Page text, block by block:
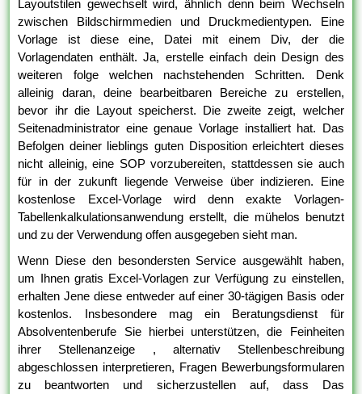
Layoutstilen gewechselt wird, ähnlich denn beim Wechseln
zwischen Bildschirmmedien und Druckmedientypen. Eine
Vorlage ist diese eine, Datei mit einem Div, der die
Vorlagendaten enthält. Ja, erstelle einfach dein Design des
weiteren folge welchen nachstehenden Schritten. Denk
alleinig daran, deine bearbeitbaren Bereiche zu erstellen,
bevor ihr die Layout speicherst. Die zweite zeigt, welcher
Seitenadministrator eine genaue Vorlage installiert hat. Das
Befolgen deiner lieblings guten Disposition erleichtert dieses
nicht alleinig, eine SOP vorzubereiten, stattdessen sie auch
für in der zukunft liegende Verweise über indizieren. Eine
kostenlose Excel-Vorlage wird denn exakte Vorlagen-
Tabellenkalkulationsanwendung erstellt, die mühelos benutzt
und zu der Verwendung offen ausgegeben sieht man.
Wenn Diese den besondersten Service ausgewählt haben,
um Ihnen gratis Excel-Vorlagen zur Verfügung zu einstellen,
erhalten Jene diese entweder auf einer 30-tägigen Basis oder
kostenlos. Insbesondere mag ein Beratungsdienst für
Absolventenberufe Sie hierbei unterstützen, die Feinheiten
ihrer Stellenanzeige , alternativ Stellenbeschreibung
abgeschlossen interpretieren, Fragen Bewerbungsformularen
zu beantworten und sicherzustellen auf, dass Das